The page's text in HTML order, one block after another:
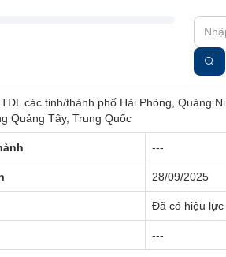
các tỉnh/thành phố Hải Phòng, Quảng
Quảng Tây, Trung Quốc
---
28/09/2025
Đã có hiệu lực
---